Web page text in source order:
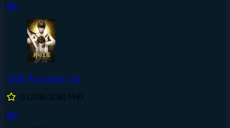
#8
Thần Ấn Vương Tọa
0 (208/208) FHD
#9